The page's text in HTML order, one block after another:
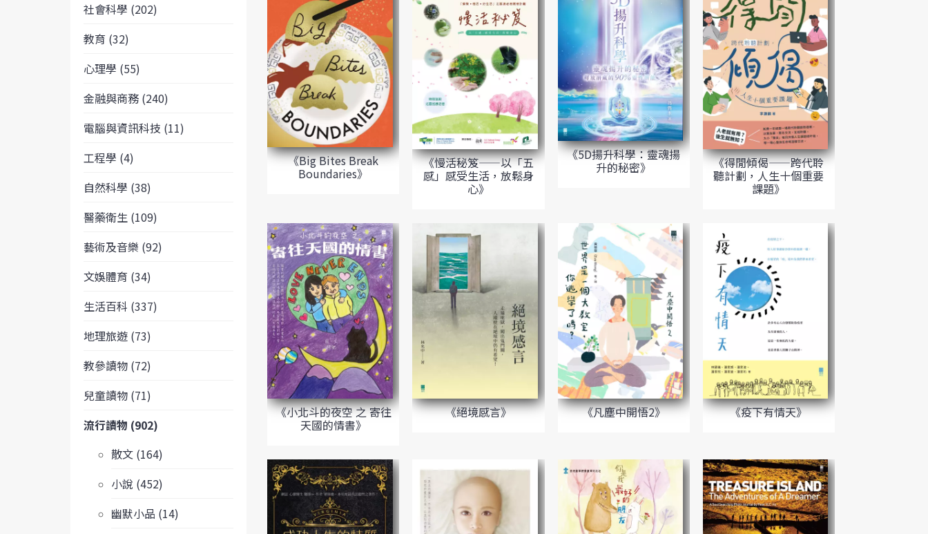
社會科學 (202)
教育 (32)
心理學 (55)
金融與商務 (240)
電腦與資訊科技 (11)
工程學 (4)
自然科學 (38)
醫藥衛生 (109)
藝術及音樂 (92)
文娛體育 (34)
生活百科 (337)
地理旅遊 (73)
教參讀物 (72)
兒童讀物 (71)
流行讀物 (902)
散文 (164)
小說 (452)
幽默小品 (14)
《Big Bites Break
Boundaries》
《慢活秘笈——以「五
感」感受生活，放鬆身
心》
《5D揚升科學：靈魂揚
升的秘密》 《得閒傾偈——跨代聆
聽計劃，人生十個重要
課題》
《小北斗的夜空 之 寄往
天國的情書》
《絕境感言》 《凡塵中開悟2》 《疫下有情天》